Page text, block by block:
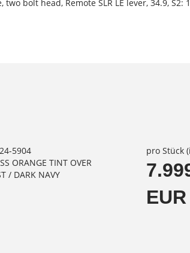
bolt head, Remote SLR LE lever, 34.9, S2:
5904
ORANGE TINT OVER
/ DARK NAVY
pro Stück
EUR